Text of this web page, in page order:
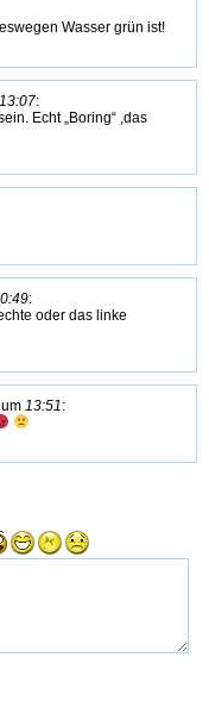
Wasser grün ist!
13:07:
Echt „Boring“ ,das
:
oder das linke
um 13:51 :